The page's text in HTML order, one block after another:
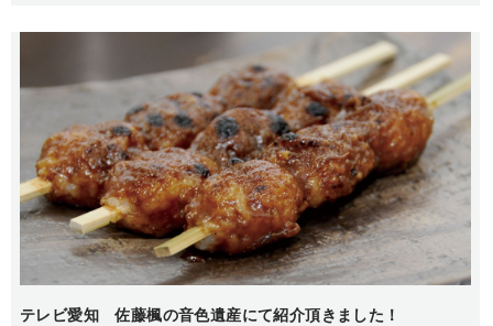
テレビ愛知 佐藤楓の音色遺産にて紹介頂きました！